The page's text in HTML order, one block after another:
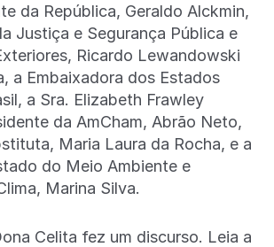
da República, Geraldo Alckmin,
Justiça e Segurança Pública e
Ricardo Lewandowski
a Embaixadora dos Estados
a Sra. Elizabeth Frawley
da AmCham, Abrão Neto,
Maria Laura da Rocha, e a
do Meio Ambiente e
Marina Silva.
Celita fez um discurso. Leia a